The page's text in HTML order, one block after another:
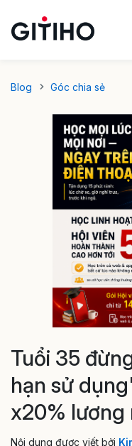
Blog Góc chia sẻ
Tuổi 35
hạn sử
x20% lương
Nội dung được viết bởi